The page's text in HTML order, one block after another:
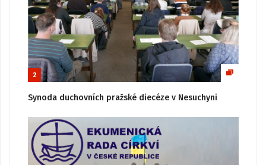
2
Synoda duchovních pražské diecéze v Nesuchyni